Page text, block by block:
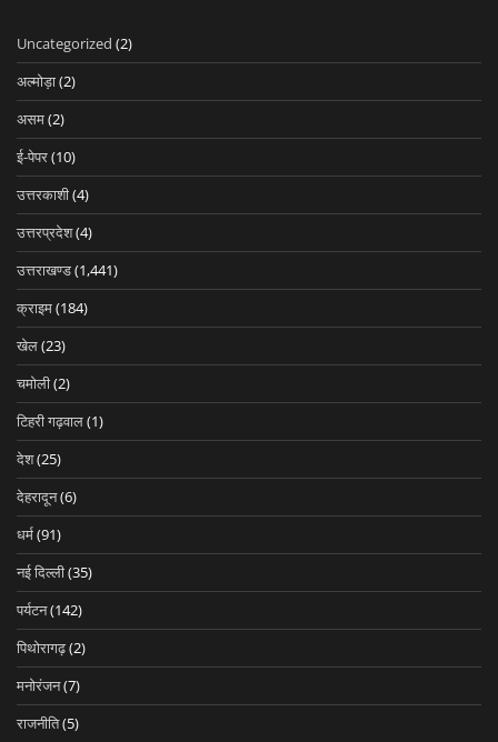
Uncategorized (2)
अल्मोड़ा(2)
असम(2)
ई-पेपर(10)
उत्तरकाशी(4)
उत्तरप्रदेश(4)
उत्तराखण्ड(1,441)
क्राइम(184)
खेल(23)
चमोली(2)
टिहरी गढ़वाल(1)
देश(25)
देहरादून(6)
धर्म(91)
नई दिल्ली(35)
पर्यटन(142)
पिथोरागढ़(2)
मनोरंजन(7)
राजनीति(5)